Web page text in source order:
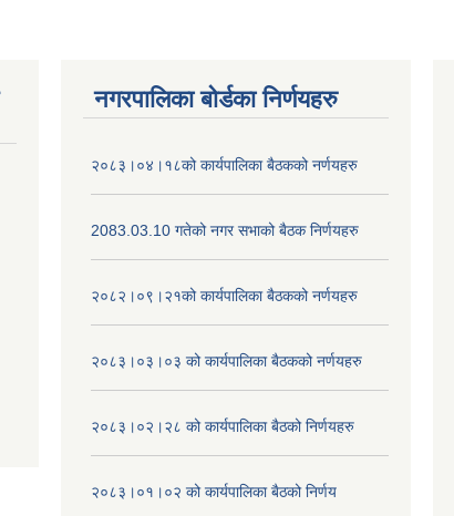
नगरपालिका बोर्डका निर्णयहरु
२०८३।०४।१८को कार्यपालिका बैठकको नर्णयहरु
2083.03.10 गतेको नगर सभाको बैठक निर्णयहरु
२०८२।०९।२१को कार्यपालिका बैठकको नर्णयहरु
२०८३।०३।०३ को कार्यपालिका बैठकको नर्णयहरु
२०८३।०२।२८ को कार्यपालिका बैठको निर्णयहरु
२०८३।०१।०२ को कार्यपालिका बैठको निर्णय